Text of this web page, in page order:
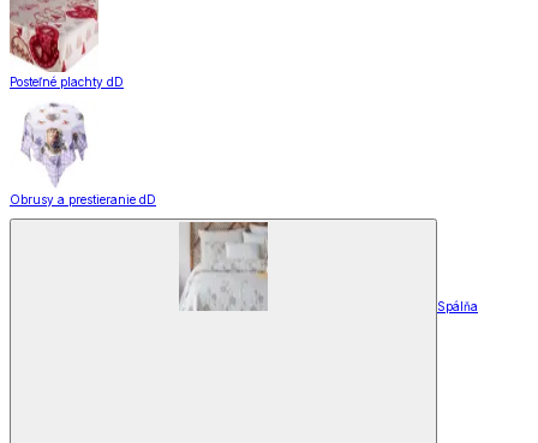
Posteľné plachty dD
Obrusy a prestieranie dD
Spálňa